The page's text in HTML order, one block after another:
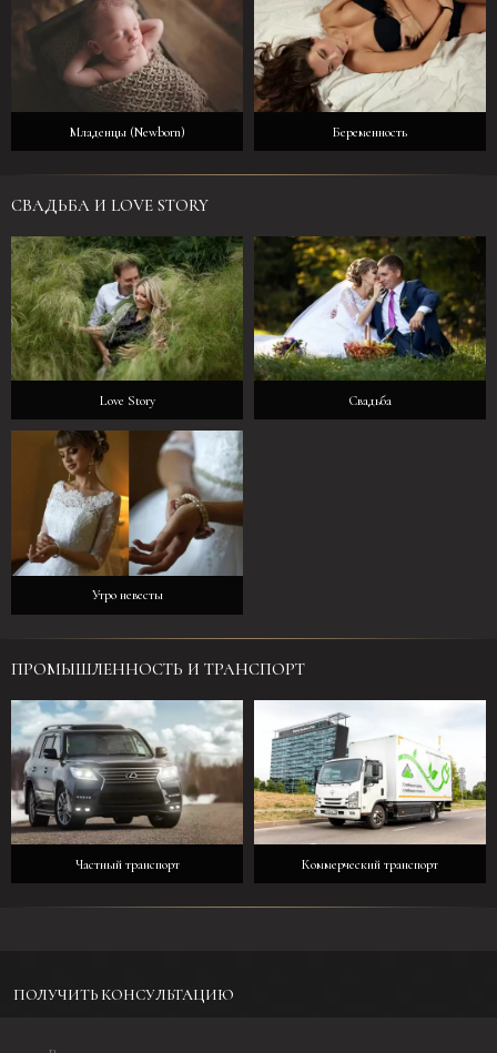
Младенцы (Newborn) Беременность
СВАДЬБА И LOVE STORY
Love Story Свадьба
Утро невесты
ПРОМЫШЛЕННОСТЬ И ТРАНСПОРТ
Частный транспорт Коммерческий транспорт
ПОЛУЧИТЬ КОНСУЛЬТАЦИЮ